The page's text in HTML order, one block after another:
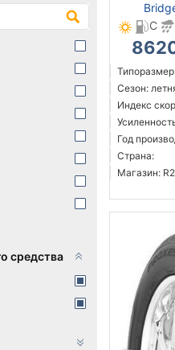
C
Сезон:
Индекс
Год
Страна:
Магазин:
средства